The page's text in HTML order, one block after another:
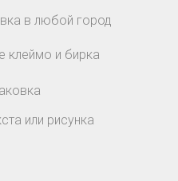
в любой город
или рисунка
клеймо и бирка